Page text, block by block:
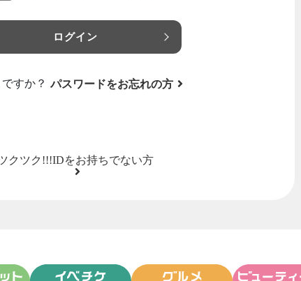
ログイン
すか？ パスワードをお忘れの方
クツク!!!IDをお持ちでない方